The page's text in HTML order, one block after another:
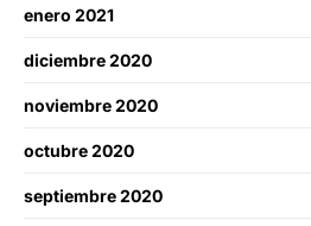
enero 2021
diciembre 2020
noviembre 2020
octubre 2020
septiembre 2020